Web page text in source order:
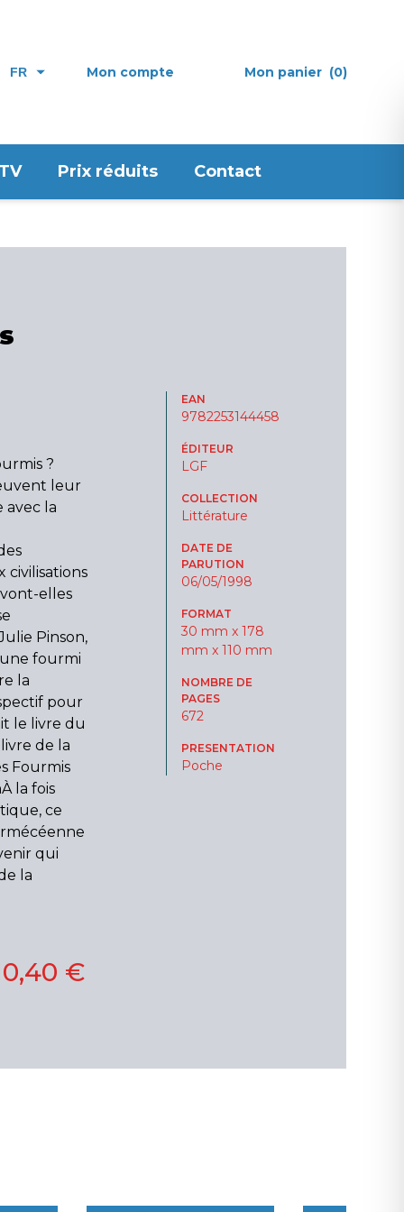
FR Mon compte Mon panier (0)
Prix réduits Contact
?
leur
avec la
civilisations
elles
Pinson,
fourmi
la
pour
le livre du
de la
Fourmis
la fois
ce
qui
la
EAN
9782253144458
ÉDITEUR
LGF
COLLECTION
Littérature
DATE DE
PARUTION
06/05/1998
FORMAT
30 mm x 178
mm x 110 mm
NOMBRE DE
PAGES
672
PRESENTATION
Poche
€